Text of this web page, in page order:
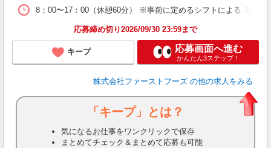
8：00〜17：00（休憩60分） ※事前に定めるシフトによる ※1日1
応募締め切り2026/09/30 23:59まで
キープ 応募画面へ進む
かんたん3ステップ！
株式会社ファーストフーズ の他の求人をみる
「キープ」とは？
気になるお仕事をワンクリックで保存
まとめてチェック＆まとめて応募も可能